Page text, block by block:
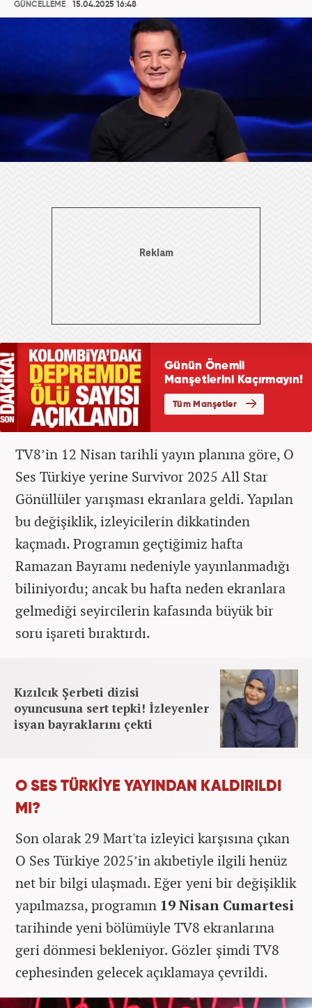
GÜNCELLEME
15.04.2025 16:48
TV8’in 12 Nisan tarihli yayın planına göre, O
Ses Türkiye yerine Survivor 2025 All Star
Gönüllüler yarışması ekranlara geldi. Yapılan
bu değişiklik, izleyicilerin dikkatinden
kaçmadı. Programın geçtiğimiz hafta
Ramazan Bayramı nedeniyle yayınlanmadığı
biliniyordu; ancak bu hafta neden ekranlara
gelmediği seyircilerin kafasında büyük bir
soru işareti bıraktırdı.
Kızılcık Şerbeti dizisi
oyuncusuna sert tepki! İzleyenler
isyan bayraklarını çekti
O SES TÜRKİYE YAYINDAN KALDIRILDI
MI?
Son olarak 29 Mart'ta izleyici karşısına çıkan
O Ses Türkiye 2025’in akıbetiyle ilgili henüz
net bir bilgi ulaşmadı. Eğer yeni bir değişiklik
yapılmazsa, programın 19 Nisan Cumartesi
tarihinde yeni bölümüyle TV8 ekranlarına
geri dönmesi bekleniyor. Gözler şimdi TV8
cephesinden gelecek açıklamaya çevrildi.